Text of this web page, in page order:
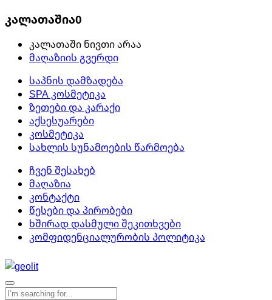
კალათაშია0
კალათაში ნივთი არაა
მაღაზიის გვერდი
საპნის დამზადება
SPA კოსმეტიკა
ზეთები და კარაქი
აქსესუარები
კოსმეტიკა
სახლის სუნამოების წარმოება
ჩვენ შესახებ
მაღაზია
კონტაქტი
წესები და პირობები
ხშირად დასმული შეკითხვები
კომფიდენციალურობის პოლიტიკა